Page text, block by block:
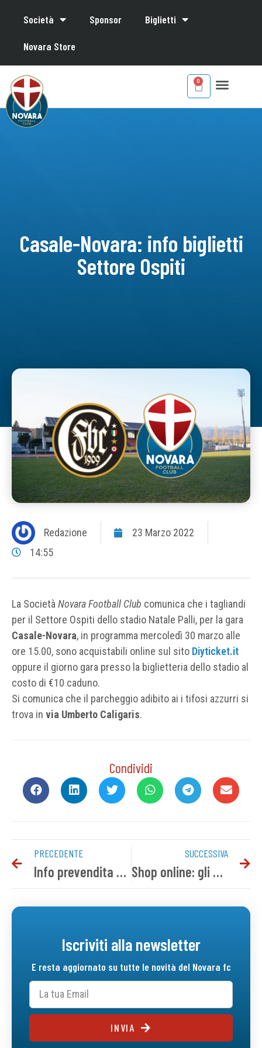
Società Sponsor Biglietti
Novara Store
Casale-Novara: info biglietti
Settore Ospiti
Redazione
23 Marzo 2022
14:55
La Società Novara Football Club comunica che i tagliandi
per il Settore Ospiti dello stadio Natale Palli, per la gara
Casale-Novara, in programma mercoledì 30 marzo alle
ore 15.00, sono acquistabili online sul sito Diyticket.it
oppure il giorno gara presso la biglietteria dello stadio al
costo di €10 caduno.
Si comunica che il parcheggio adibito ai i tifosi azzurri si
trova in via Umberto Caligaris.
Condividi
PRECEDENTE
Info prevendita Novara-Sanremese
SUCCESSIVA
Shop online: gli aggiornamenti su ordini e ritiri
Iscriviti alla newsletter
E resta aggiornato su tutte le novità del Novara fc
INVIA